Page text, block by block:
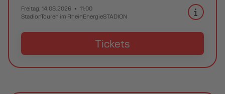
Freitag, 14.08.2026
11:00
StadionTouren im RheinEnergieSTADION
Tickets